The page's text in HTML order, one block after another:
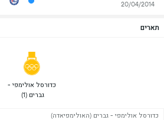
20/04/2014
תארים
גברים (1)
כדורסל אולימפי - גברים (האולימפיאדה)